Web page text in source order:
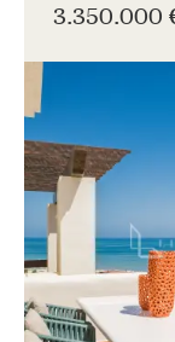
3.350.000